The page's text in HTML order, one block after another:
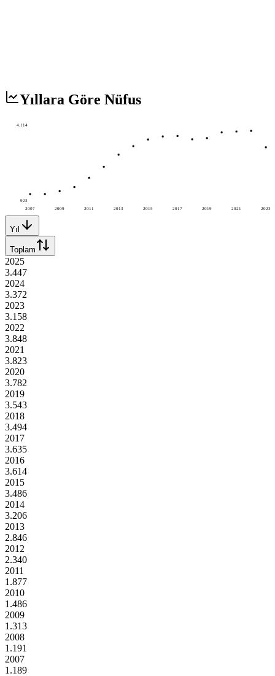
Yıllara Göre Nüfus
2007 2009 2011 2013 2015 2017 2019 2021 2023
4.114
923
Yıl
Toplam
2025
3.447
2024
3.372
2023
3.158
2022
3.848
2021
3.823
2020
3.782
2019
3.543
2018
3.494
2017
3.635
2016
3.614
2015
3.486
2014
3.206
2013
2.846
2012
2.340
2011
1.877
2010
1.486
2009
1.313
2008
1.191
2007
1.189